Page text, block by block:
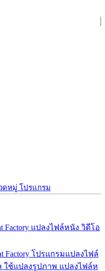
ดหมู่ โปรแกรม
Factory แปลงไฟล์หนัง วิดีโอ
Factory โปรแกรมแปลงไฟล์
ใช้แปลงรูปภาพ แปลงไฟล์ห